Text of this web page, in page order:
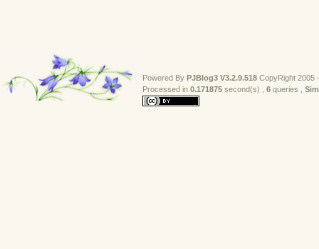
Powered By PJBlog3 V3.2.9.518 CopyRight 2005
Processed in 0.171875 second(s) , 6 queries ,